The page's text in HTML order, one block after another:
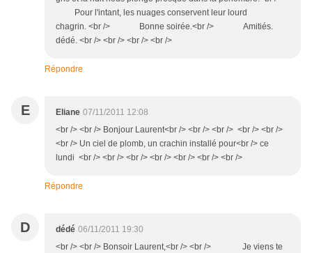
Pour l'intant, les nuages conservent leur lourd
chagrin. <br /> Bonne soirée.<br /> Amitiés.
dédé. <br /> <br /> <br /> <br />
Répondre
E Eliane 07/11/2011 12:08
<br /> <br /> Bonjour Laurent<br /> <br /> <br /> <br /> <br />
<br /> Un ciel de plomb, un crachin installé pour<br /> ce
lundi <br /> <br /> <br /> <br /> <br /> <br /> <br />
Répondre
D dédé 06/11/2011 19:30
<br /> <br /> Bonsoir Laurent,<br /> <br /> Je viens te